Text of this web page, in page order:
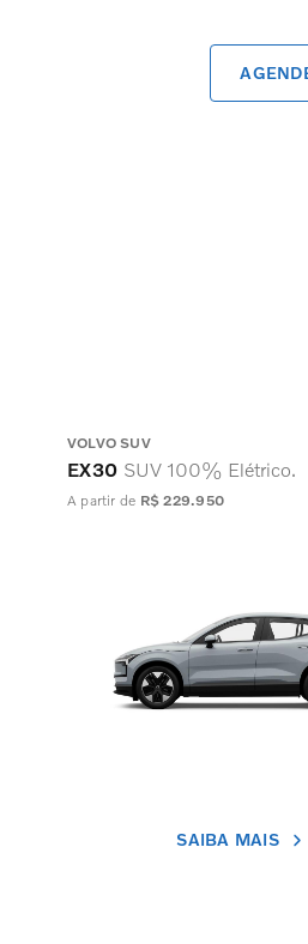
VOLVO SUV
EX30 SUV 100% Elétrico.
A partir de R$ 229.950
SAIBA MAIS